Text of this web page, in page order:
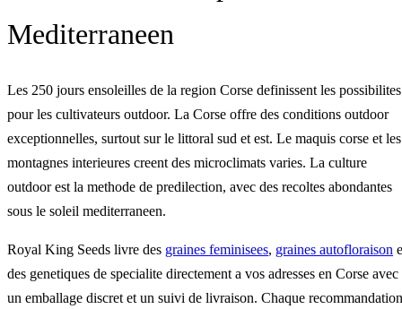
Mediterraneen
Les 250 jours ensoleilles de la region Corse definissent les possibilites
pour les cultivateurs outdoor. La Corse offre des conditions outdoor
exceptionnelles, surtout sur le littoral sud et est. Le maquis corse et les
montagnes interieures creent des microclimats varies. La culture
outdoor est la methode de predilection, avec des recoltes abondantes
sous le soleil mediterraneen.
Royal King Seeds livre des graines feminisees, graines autofloraison
des genetiques de specialite directement a vos adresses en Corse avec
un emballage discret et un suivi de livraison. Chaque recommandation